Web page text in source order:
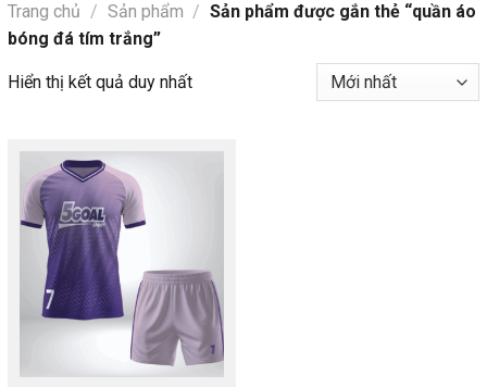
Trang chủ / Sản phẩm / Sản phẩm được gắn thẻ “quần áo
bóng đá tím trắng”
Hiển thị kết quả duy nhất